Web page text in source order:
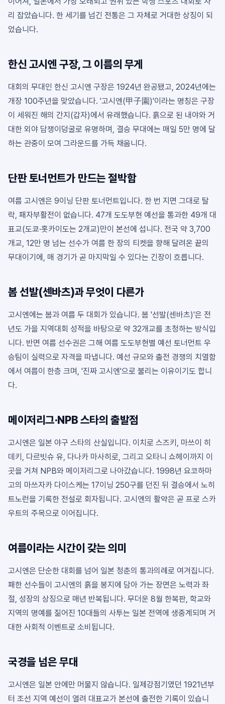
리 잡았습니다. 한 세기를 넘긴 전통은 그 자체로 거대한 상징이 되
었습니다.
한신 고시엔 구장, 그 이름의 무게
대회의 무대인 한신 고시엔 구장은 1924년 완공됐고, 2024년에는
개장 100주년을 맞았습니다. '고시엔(甲子園)'이라는 명칭은 구장
이 세워진 해의 간지(갑자)에서 유래했습니다. 흙으로 된 내야와 거
대한 외야 담쟁이덩굴로 유명하며, 결승 무대에는 매일 5만 명에 달
하는 관중이 모여 그라운드를 가득 채웁니다.
단판 토너먼트가 만드는 절박함
여름 고시엔은 9이닝 단판 토너먼트입니다. 한 번 지면 그대로 탈
락, 패자부활전이 없습니다. 47개 도도부현 예선을 통과한 49개 대
표교(도쿄·홋카이도는 2개교)만이 본선에 섭니다. 전국 약 3,700
개교, 12만 명 넘는 선수가 여름 한 장의 티켓을 향해 달려온 끝의
무대이기에, 매 경기가 곧 마지막일 수 있다는 긴장이 흐릅니다.
봄 선발(센바츠)과 무엇이 다른가
고시엔에는 봄과 여름 두 대회가 있습니다. 봄 '선발(센바츠)'은 전
년도 가을 지역대회 성적을 바탕으로 약 32개교를 초청하는 방식입
니다. 반면 여름 선수권은 그해 여름 도도부현별 예선 토너먼트 우
승팀이 실력으로 자격을 따냅니다. 예선 규모와 출전 경쟁의 치열함
에서 여름이 한층 크며, '진짜 고시엔'으로 불리는 이유이기도 합니
다.
메이저리그·NPB 스타의 출발점
고시엔은 일본 야구 스타의 산실입니다. 이치로 스즈키, 마쓰이 히
데키, 다르빗슈 유, 다나카 마사히로, 그리고 오타니 쇼헤이까지 이
곳을 거쳐 NPB와 메이저리그로 나아갔습니다. 1998년 요코하마
고의 마쓰자카 다이스케는 17이닝 250구를 던진 뒤 결승에서 노히
트노런을 기록한 전설로 회자됩니다. 고시엔의 활약은 곧 프로 스카
우트의 주목으로 이어집니다.
여름이라는 시간이 갖는 의미
고시엔은 단순한 대회를 넘어 일본 청춘의 통과의례로 여겨집니다.
패한 선수들이 고시엔의 흙을 봉지에 담아 가는 장면은 노력과 좌
절, 성장의 상징으로 매년 반복됩니다. 무더운 8월 한복판, 학교와
지역의 명예를 짊어진 10대들의 사투는 일본 전역에 생중계되며 거
대한 사회적 이벤트로 소비됩니다.
국경을 넘은 무대
고시엔은 일본 안에만 머물지 않습니다. 일제강점기였던 1921년부
터 조선 지역 예선이 열려 대표교가 본선에 출전한 기록이 있습니